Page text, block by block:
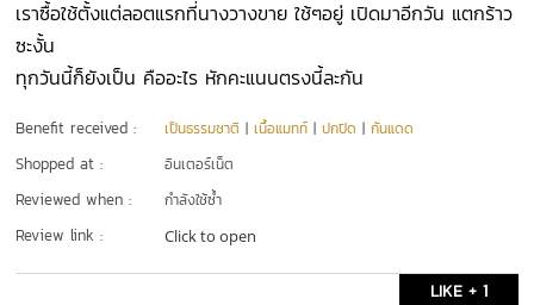
เราซื้อใช้ตั้งแต่ลอตแรกที่นางวางขาย ใช้ๆอยู่ เปิดมาอีกวัน แตกร้าว
ซะงั้น
ทุกวันนี้ก็ยังเป็น คืออะไร หักคะแนนตรงนี้ละกัน
Benefit received : เป็นธรรมชาติ |เนื้อแมทท์ |ปกปิด |กันแดด
Shopped at : อินเตอร์เน็ต
Reviewed when : กำลังใช้ซ้ำ
Review link : Click to open
LIKE + 1